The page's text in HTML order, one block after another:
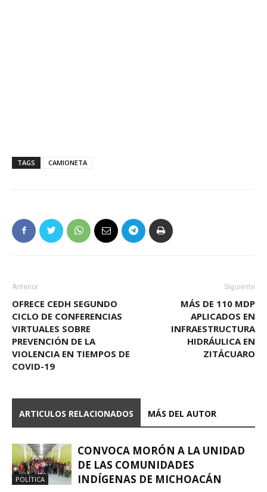
TAGS CAMIONETA
Anterior
OFRECE CEDH SEGUNDO
CICLO DE CONFERENCIAS
VIRTUALES SOBRE
PREVENCIÓN DE LA
VIOLENCIA EN TIEMPOS DE
COVID-19
Siguiente
MÁS DE 110 MDP
APLICADOS EN
INFRAESTRUCTURA
HIDRÁULICA EN
ZITÁCUARO
ARTICULOS RELACIONADOS MÁS DEL AUTOR
POLÍTICA
CONVOCA MORÓN A LA UNIDAD
DE LAS COMUNIDADES
INDÍGENAS DE MICHOACÁN